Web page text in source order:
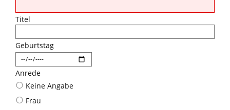
Titel
Geburtstag
Anrede
Keine Angabe
Frau